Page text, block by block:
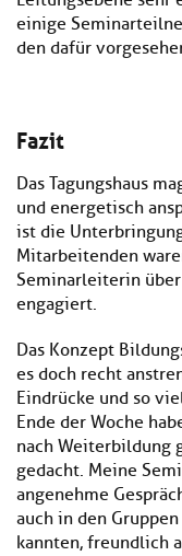
einige
den dafür
Fazit
Das Tagungshaus
und energetisch
ist die
Mitarbeitenden
Seminarleiterin
engagiert.
Das Konzept
es doch recht
Eindrücke und so
Ende der Woche
nach Weiterbildung
gedacht. Meine
angenehme
auch in den
kannten, freundlich